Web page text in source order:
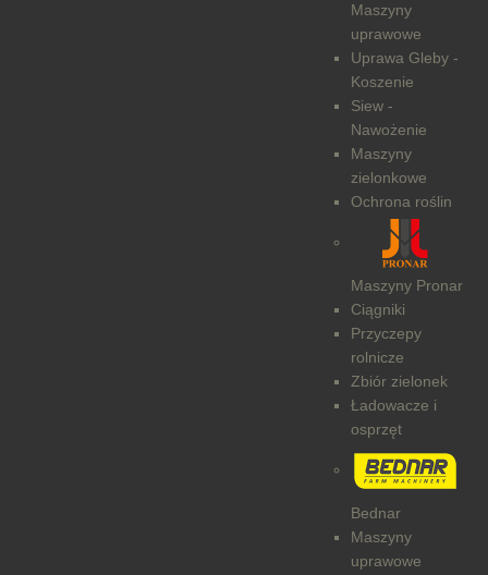
Maszyny
uprawowe
Uprawa Gleby -
Koszenie
Siew -
Nawożenie
Maszyny
zielonkowe
Ochrona roślin
Maszyny Pronar
Ciągniki
Przyczepy
rolnicze
Zbiór zielonek
Ładowacze i
osprzęt
Bednar
Maszyny
uprawowe